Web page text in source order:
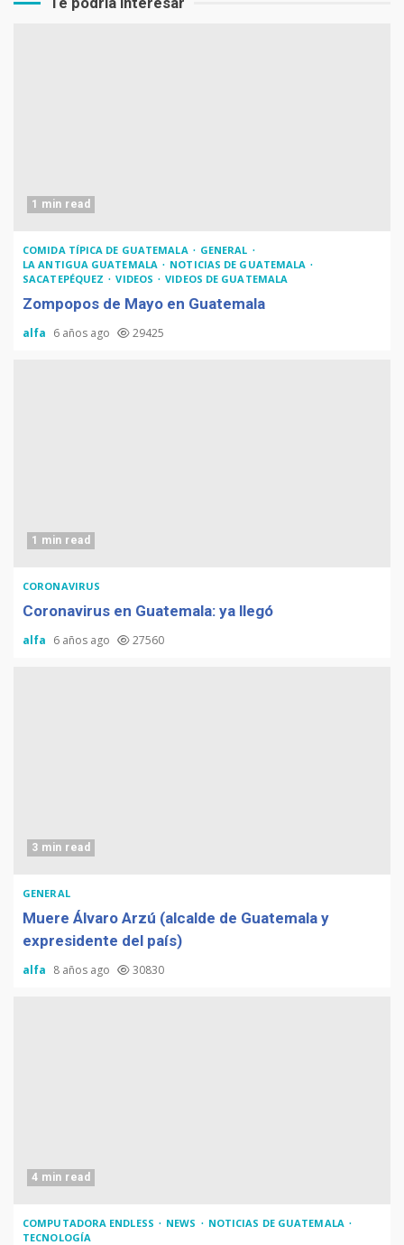
1 min read
COMIDA TÍPICA DE GUATEMALA
GENERAL
LA ANTIGUA GUATEMALA
NOTICIAS DE GUATEMALA
SACATEPÉQUEZ
VIDEOS VIDEOS DE GUATEMALA
Zompopos de Mayo en Guatemala
alfa 6 años ago 29425
1 min read
CORONAVIRUS
Coronavirus en Guatemala: ya llegó
alfa 6 años ago 27560
3 min read
GENERAL
Muere Álvaro Arzú (alcalde de Guatemala y
expresidente del país)
alfa 8 años ago 30830
4 min read
COMPUTADORA ENDLESS NEWS
NOTICIAS DE GUATEMALA
TECNOLOGÍA